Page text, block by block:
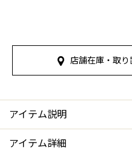
店舗在庫・取
アイテム説明
アイテム詳細